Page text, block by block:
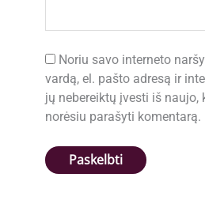
Noriu savo interneto
vardą, el. pašto adresą ir
jų nebereiktų įvesti iš naujo,
norėsiu parašyti komentarą.